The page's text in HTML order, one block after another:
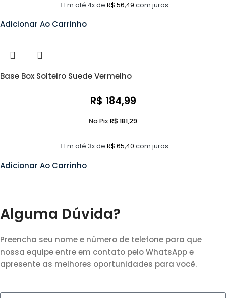
Em até 4x de R$ 56,49 com juros
Adicionar Ao Carrinho
Base Box Solteiro Suede Vermelho
R$ 184,99
Em até 3x de R$ 65,40 com juros
No Pix R$181,29
Adicionar Ao Carrinho
Alguma Dúvida?
Preencha seu nome e número de telefone para que
nossa equipe entre em contato pelo WhatsApp e
apresente as melhores oportunidades para você.